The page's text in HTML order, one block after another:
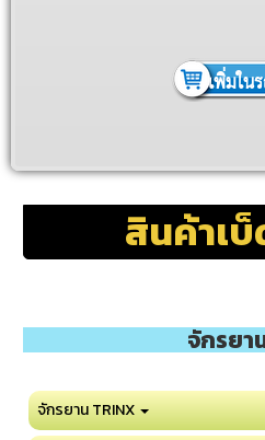
เพิ่มใน
สินค้าเ
จักรยา
จักรยาน TRINX